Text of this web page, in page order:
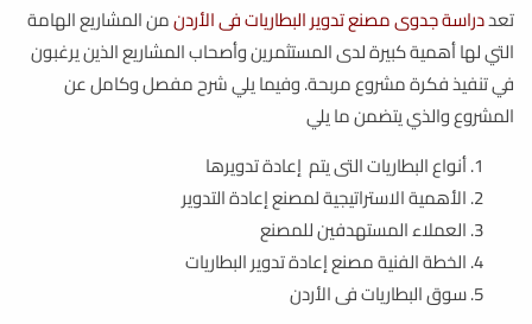
تعددراسة جدوى مصنع تدوير البطاريات فى الأردنمن المشاريع الهامة
التي لها أهمية كبيرة لدى المستثمرين وأصحاب المشاريع الذين يرغبون
في تنفيذ فكرة مشروع مربحة. وفيما يلي شرح مفصل وكامل عن
المشروع والذي يتضمن ما يلي
أنواع البطاريات التى يتم إعادة تدويرها
الأهمية الاستراتيجية لمصنع إعادة التدوير
العملاء المستهدفين للمصنع
الخطة الفنية مصنع إعادة تدوير البطاريات
سوق البطاريات فى الأردن